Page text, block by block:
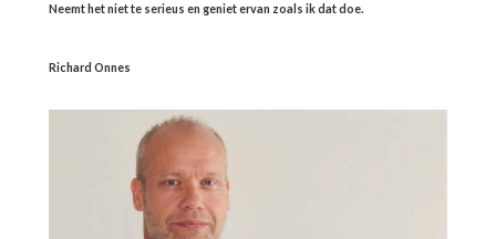
Neemt het niet te serieus en geniet ervan zoals ik dat doe.
Richard Onnes